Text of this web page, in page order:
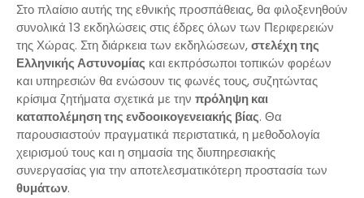
Στο πλαίσιο αυτής της εθνικής προσπάθειας, θα φιλοξενηθούν
συνολικά 13 εκδηλώσεις στις έδρες όλων των Περιφερειών
της Χώρας. Στη διάρκεια των εκδηλώσεων,στελέχη της
Ελληνικής Αστυνομίας και εκπρόσωποι τοπικών φορέων
και υπηρεσιών θα ενώσουν τις φωνές τους, συζητώντας
κρίσιμα ζητήματα σχετικά με την πρόληψη και
καταπολέμηση της ενδοοικογενειακής βίας. Θα
παρουσιαστούν πραγματικά περιστατικά, η μεθοδολογία
χειρισμού τους και η σημασία της διυπηρεσιακής
συνεργασίας για την αποτελεσματικότερη προστασία των
θυμάτων.